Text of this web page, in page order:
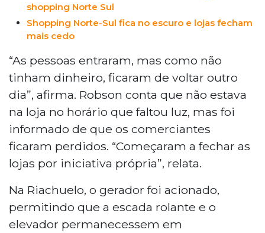
shopping Norte Sul
Shopping Norte-Sul fica no escuro e lojas fecham
mais cedo
“As pessoas entraram, mas como não
tinham dinheiro, ficaram de voltar outro
dia”, afirma. Robson conta que não estava
na loja no horário que faltou luz, mas foi
informado de que os comerciantes
ficaram perdidos. “Começaram a fechar as
lojas por iniciativa própria”, relata.
Na Riachuelo, o gerador foi acionado,
permitindo que a escada rolante e o
elevador permanecessem em